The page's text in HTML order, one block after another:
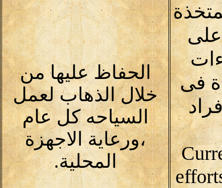
على
فى
الحفاظ عليها من
خلال الذهاب لعمل
السياحه كل عام
،ورعاية الاجهزة
المحلية.